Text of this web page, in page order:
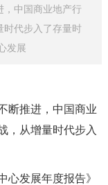
，中国商业地产行
时代步入了存量时
发展
断推进，中国商业
，从增量时代步入
心发展年度报告》